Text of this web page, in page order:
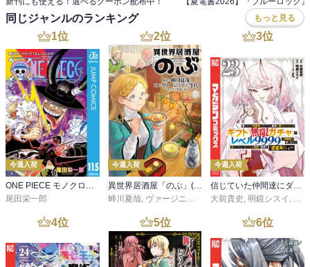
同じジャンルのランキング もっと見る
1位
今週入荷
尾田栄一郎
2位
今週入荷
蝉川夏哉 ヴァージニア二等兵 ,転
3位
今週入荷
大前貴史 明鏡シスイ
4位 5位 6位